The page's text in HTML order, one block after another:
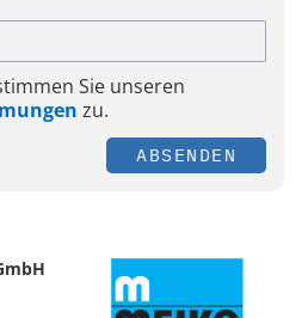
Sie unseren
zu.
ABSENDEN